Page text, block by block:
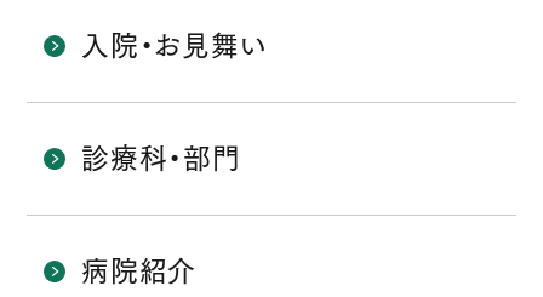
入院・お見舞い
診療科・部門
病院紹介